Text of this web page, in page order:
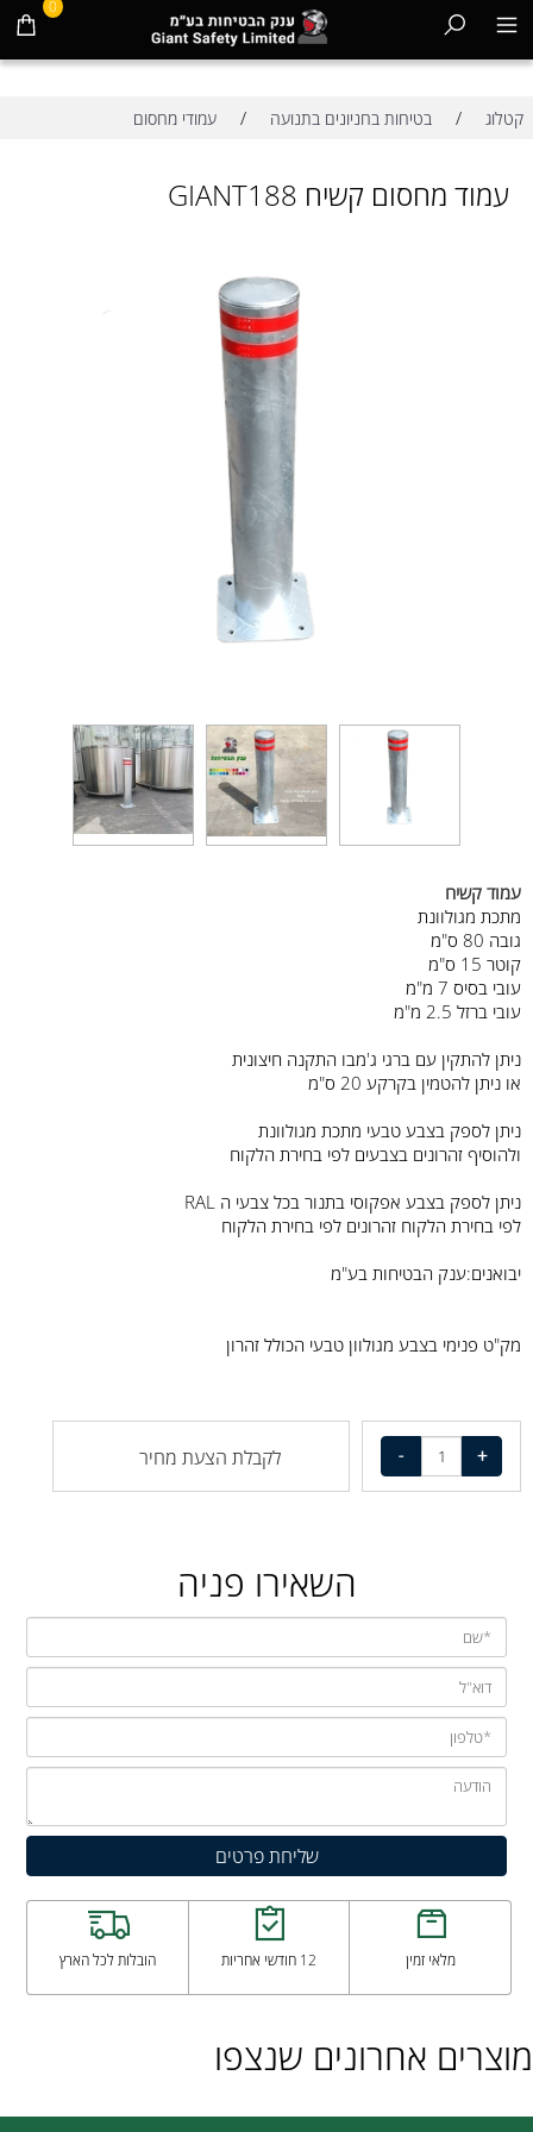
0
קטלוג / בטיחות בחניונים בתנועה / עמודי מחסום
עמוד מחסום קשיח GIANT188
עמוד קשיח
מתכת מגולוונת
גובה 80 ס"מ
קוטר 15 ס"מ
עובי בסיס 7 מ"מ
עובי ברזל 2.5 מ"מ
ניתן להתקין עם ברגי ג'מבו התקנה חיצונית
או ניתן להטמין בקרקע 20 ס"מ
ניתן לספק בצבע טבעי מתכת מגולוונת
ולהוסיף זהרונים בצבעים לפי בחירת הלקוח
ניתן לספק בצבע אפקוסי בתנור בכל צבעי ה RAL
לפי בחירת הלקוח זהרונים לפי בחירת הלקוח
יבואנים:ענק הבטיחות בע"מ
מק"ט פנימי בצבע מגולוון טבעי הכולל זהרון
לקבלת הצעת מחיר
השאירו פניה
מלאי זמין 12 חודשי אחריות הובלות לכל הארץ
מוצרים אחרונים שנצפו